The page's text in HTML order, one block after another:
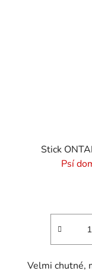
Stick
Psí
Velmi chutné,